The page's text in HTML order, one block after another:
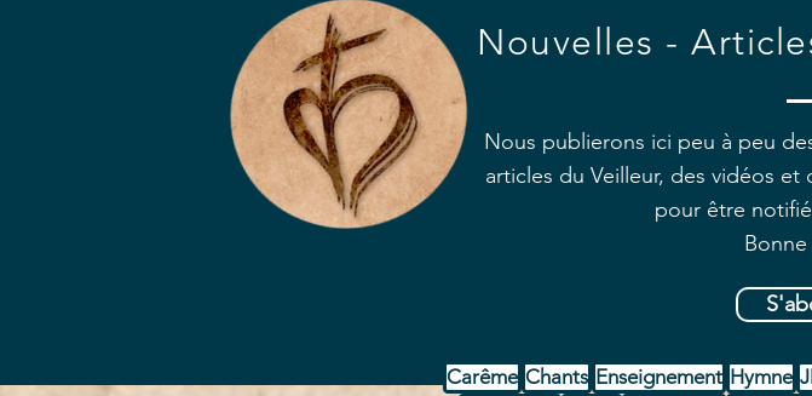
Nouvelles -
Nous publierons ici peu à peu
articles du Veilleur, des vidéos
pour être
Carême Chants Enseignement Hymne